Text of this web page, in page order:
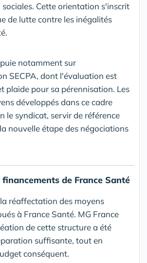
Cette orientation s'inscrit
de lutte contre les inégalités
notamment sur
SECPA, dont l'évaluation est
plaide pour sa pérennisation. Les
développés dans ce cadre
le syndicat, servir de référence
nouvelle étape des négociations
de France Santé
réaffectation des moyens
à France Santé. MG France
de cette structure a été
suffisante, tout en
conséquent.